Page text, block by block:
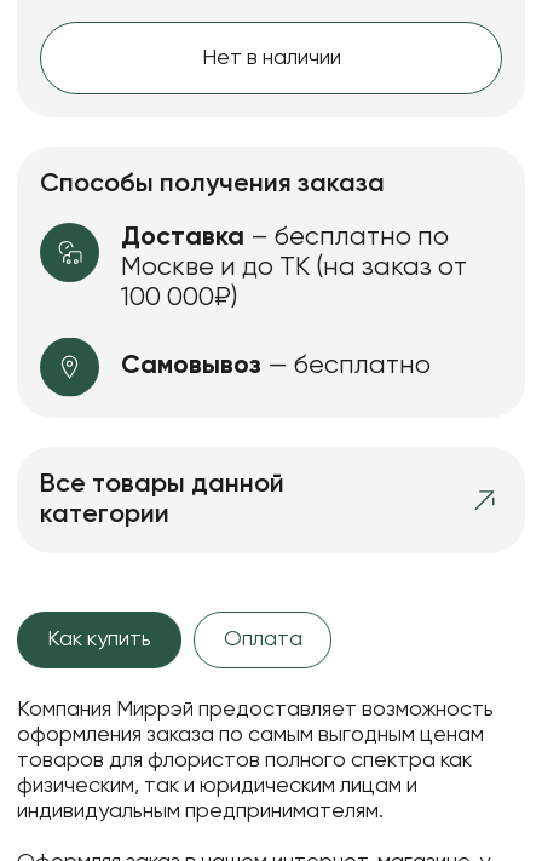
Нет в наличии
Способы получения заказа
Доставка – бесплатно по
Москве и до ТК (на заказ от
100 000₽)
Самовывоз — бесплатно
Все товары данной
категории
Как купить Оплата
Компания Миррэй предоставляет возможность
оформления заказа по самым выгодным ценам
товаров для флористов полного спектра как
физическим, так и юридическим лицам и
индивидуальным предпринимателям.